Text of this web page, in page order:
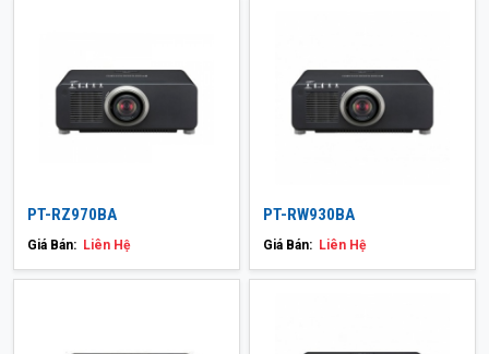
PT-RZ970BA
Giá Bán: Liên Hệ
PT-RW930BA
Giá Bán: Liên Hệ